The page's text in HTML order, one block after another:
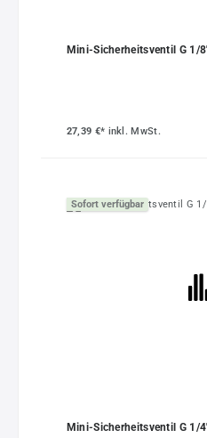
Mini-Sicherheitsventil G 1/
27,39 €* inkl. MwSt.
Sofort verfügbar
Mini-Sicherheitsventil G 1/